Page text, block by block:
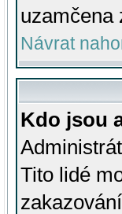
uzamčena
Návrat
Kdo jsou
Tito lidé